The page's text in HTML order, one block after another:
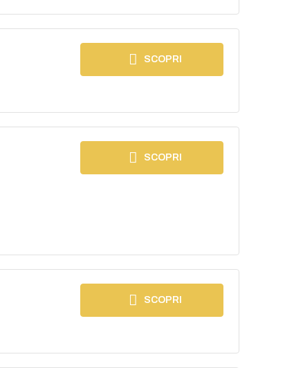
SCOPRI
SCOPRI
SCOPRI